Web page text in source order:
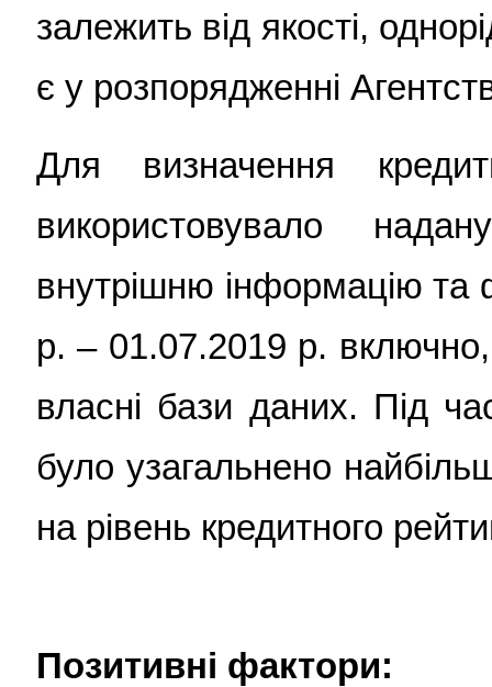
залежить від якості,
є у розпорядженні
Для визначення
використовувало
внутрішню інформацію та
р.– 01.07.2019 р.
власні бази даних. Під
було узагальнено
на рівень кредитного
Позитивні фактори: